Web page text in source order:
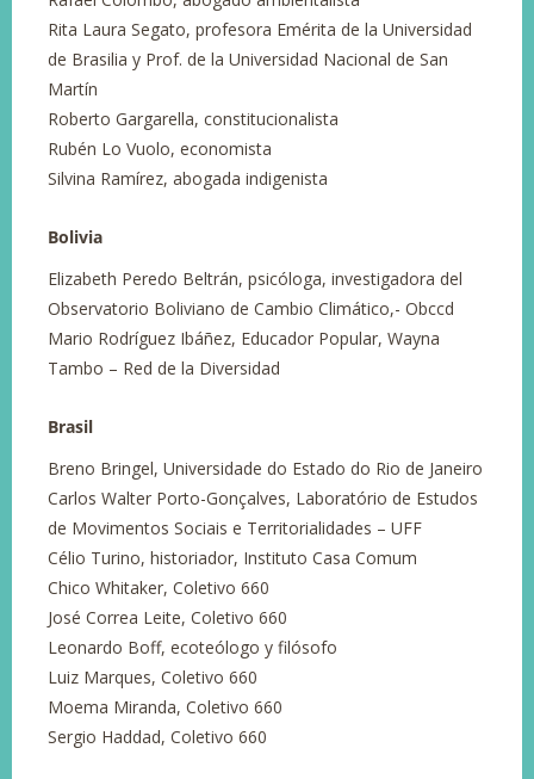
Rita Laura Segato, profesora Emérita de la Universidad
de Brasilia y Prof. de la Universidad Nacional de San
Martín
Roberto Gargarella, constitucionalista
Rubén Lo Vuolo, economista
Silvina Ramírez, abogada indigenista
Bolivia
Elizabeth Peredo Beltrán, psicóloga, investigadora del
Observatorio Boliviano de Cambio Climático,- Obccd
Mario Rodríguez Ibáñez, Educador Popular, Wayna
Tambo – Red de la Diversidad
Brasil
Breno Bringel, Universidade do Estado do Rio de Janeiro
Carlos Walter Porto-Gonçalves, Laboratório de Estudos
de Movimentos Sociais e Territorialidades – UFF
Célio Turino, historiador, Instituto Casa Comum
Chico Whitaker, Coletivo 660
José Correa Leite, Coletivo 660
Leonardo Boff, ecoteólogo y filósofo
Luiz Marques, Coletivo 660
Moema Miranda, Coletivo 660
Sergio Haddad, Coletivo 660